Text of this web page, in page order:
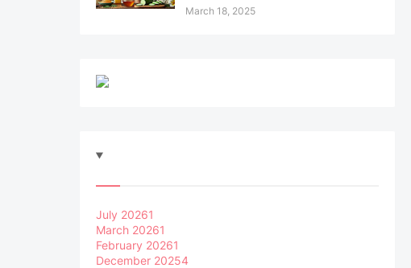
March 18, 2025
July 20261
March 20261
February 20261
December 20254